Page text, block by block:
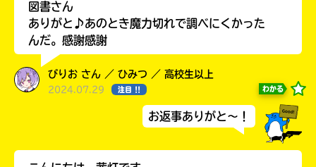
図書さん
ありがと♪あのとき魔力切れで調べにくかった
んだ。感謝感謝
ぴりお さん ／ ひみつ ／ 高校生以上
2024.07.29 注目 !! わかる
お返事ありがと～！